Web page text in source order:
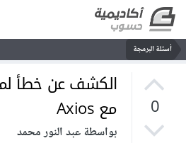
أسئلة البرمجة
0
مع Axios
بواسطة عبد النور محمد